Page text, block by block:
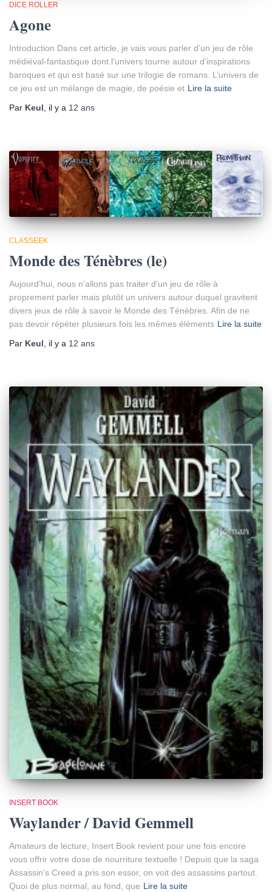
DICE ROLLER
Agone
Introduction Dans cet article, je vais vous parler d’un jeu de rôle
médiéval-fantastique dont l’univers tourne autour d’inspirations
baroques et qui est basé sur une trilogie de romans. L’univers de
ce jeu est un mélange de magie, de poésie et Lire la suite
Par Keul , il y a 12 ans
CLASSEEK
Monde des Ténèbres (le)
Aujourd’hui, nous n’allons pas traiter d’un jeu de rôle à
proprement parler mais plutôt un univers autour duquel gravitent
divers jeux de rôle à savoir le Monde des Ténèbres. Afin de ne
pas devoir répéter plusieurs fois les mêmes éléments Lire la suite
Par Keul , il y a 12 ans
INSERT BOOK
Waylander / David Gemmell
Amateurs de lecture, Insert Book revient pour une fois encore
vous offrir votre dose de nourriture textuelle ! Depuis que la saga
Assassin’s Creed a pris son essor, on voit des assassins partout.
Quoi de plus normal, au fond, que Lire la suite